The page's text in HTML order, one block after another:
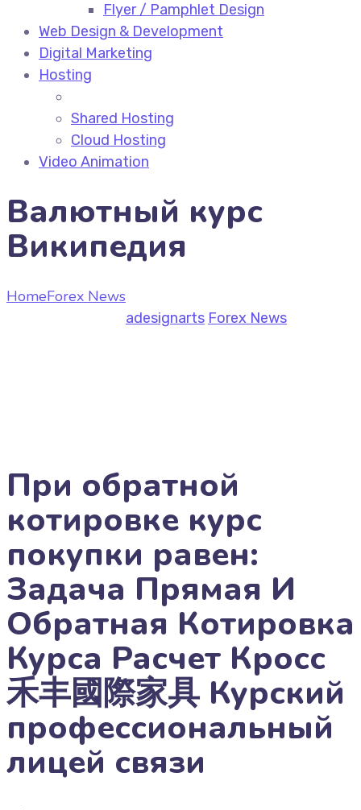
Flyer / Pamphlet Design
Web Design & Development
Digital Marketing
Hosting
Shared Hosting
Cloud Hosting
Video Animation
Валютный курс
Википедия
HomeForex News
adesignarts Forex News
При обратной
котировке курс
покупки равен:
Задача Прямая И
Обратная Котировка
Курса Расчет Кросс
禾丰國際家具 Курский
профессиональный
лицей связи